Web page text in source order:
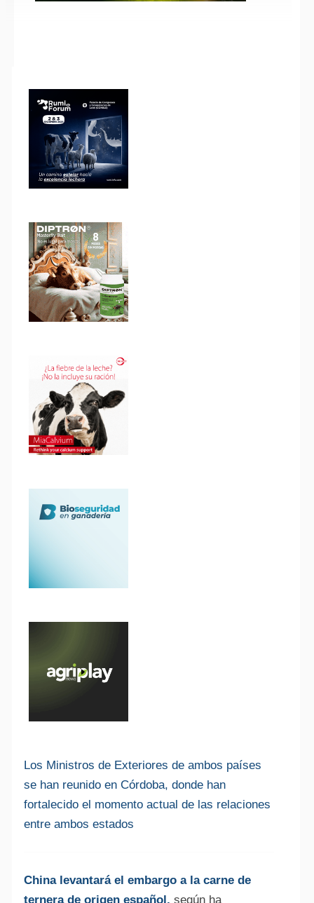
Los Ministros de Exteriores de ambos países
se han reunido en Córdoba, donde han
fortalecido el momento actual de las relaciones
entre ambos estados
China levantará el embargo a la carne de
ternera de origen español, según ha